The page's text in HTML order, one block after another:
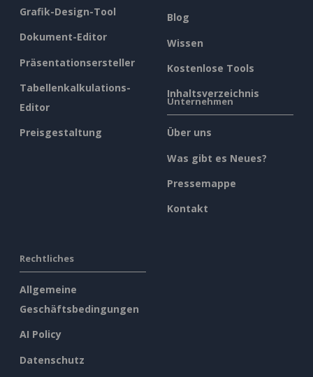
Grafik-Design-Tool
Dokument-Editor
Präsentationsersteller
Tabellenkalkulations-
Editor
Preisgestaltung
Blog
Wissen
Kostenlose Tools
Inhaltsverzeichnis
Unternehmen
Über uns
Was gibt es Neues?
Pressemappe
Kontakt
Rechtliches
Allgemeine
Geschäftsbedingungen
AI Policy
Datenschutz